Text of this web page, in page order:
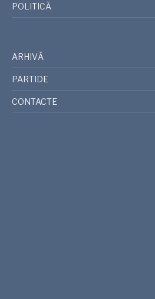
POLITICĂ
ARHIVĂ
PARTIDE
CONTACTE